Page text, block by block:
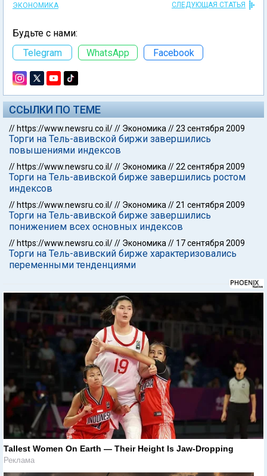
ЭКОНОМИКА СЛЕДУЮЩАЯ СТАТЬЯ
Будьте с нами:
Telegram
WhatsApp Facebook
ССЫЛКИ ПО ТЕМЕ
// https://www.newsru.co.il/// Экономика //23 сентября 2009
Торги на Тель-авивской биржи завершились
повышениями индексов
// https://www.newsru.co.il/// Экономика //22 сентября 2009
Торги на Тель-авивской бирже завершились ростом
индексов
// https://www.newsru.co.il/// Экономика //21 сентября 2009
Торги на Тель-авивской бирже завершились
понижением всех основных индексов
// https://www.newsru.co.il/// Экономика // 17 сентября 2009
Торги на Тель-авивский бирже характеризовались
переменными тенденциями
Tallest Women On Earth — Their Height Is Jaw-Dropping
Реклама